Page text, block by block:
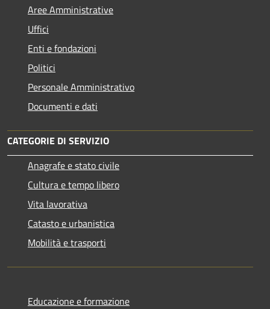
Aree Amministrative
Uffici
Enti e fondazioni
Politici
Personale Amministrativo
Documenti e dati
CATEGORIE DI SERVIZIO
Anagrafe e stato civile
Cultura e tempo libero
Vita lavorativa
Catasto e urbanistica
Mobilità e trasporti
Educazione e formazione